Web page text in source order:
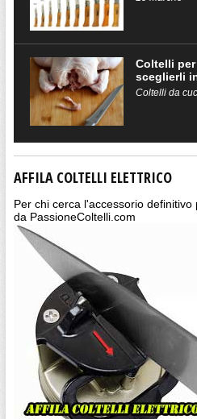
Coltelli
sceglierli
Coltelli da
AFFILA COLTELLI ELETTRICO
Per chi cerca l'accessorio
da PassioneColtelli.com